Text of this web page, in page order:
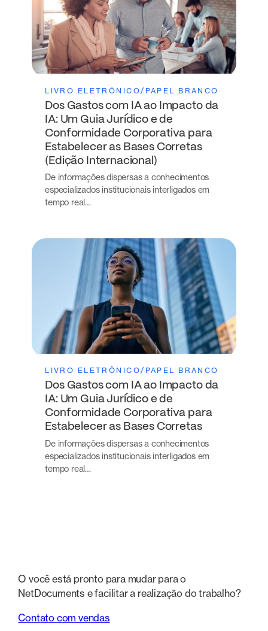
LIVRO ELETRÔNICO/PAPEL BRANCO
Dos Gastos com IA ao Impacto da
IA: Um Guia Jurídico e de
Conformidade Corporativa para
Estabelecer as Bases Corretas
(Edição Internacional)
De informações dispersas a conhecimentos
especializados institucionais interligados em
tempo real…
LIVRO ELETRÔNICO/PAPEL BRANCO
Dos Gastos com IA ao Impacto da
IA: Um Guia Jurídico e de
Conformidade Corporativa para
Estabelecer as Bases Corretas
De informações dispersas a conhecimentos
especializados institucionais interligados em
tempo real…
O você está pronto para mudar para o
NetDocuments e facilitar a realização do trabalho?
Contato com vendas